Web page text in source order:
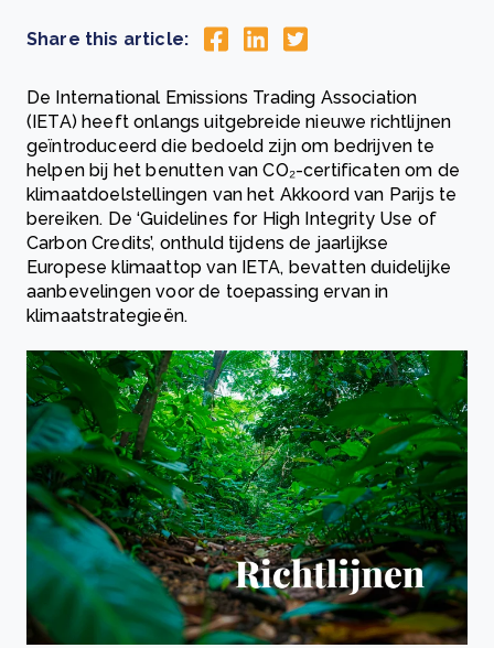
Share this article:
De International Emissions Trading Association
(IETA) heeft onlangs uitgebreide nieuwe richtlijnen
geïntroduceerd die bedoeld zijn om bedrijven te
helpen bij het benutten van CO₂-certificaten om de
klimaatdoelstellingen van het Akkoord van Parijs te
bereiken. De ‘Guidelines for High Integrity Use of
Carbon Credits’, onthuld tijdens de jaarlijkse
Europese klimaattop van IETA, bevatten duidelijke
aanbevelingen voor de toepassing ervan in
klimaatstrategieën.